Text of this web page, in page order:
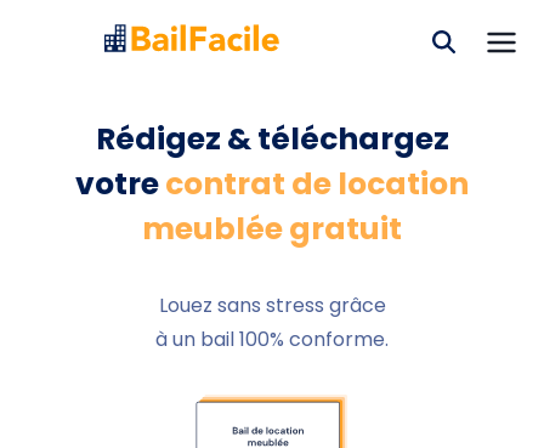
Rédigez & téléchargez
votrecontrat de location
meublée gratuit
Louez sans stress grâce
à un bail 100% conforme.